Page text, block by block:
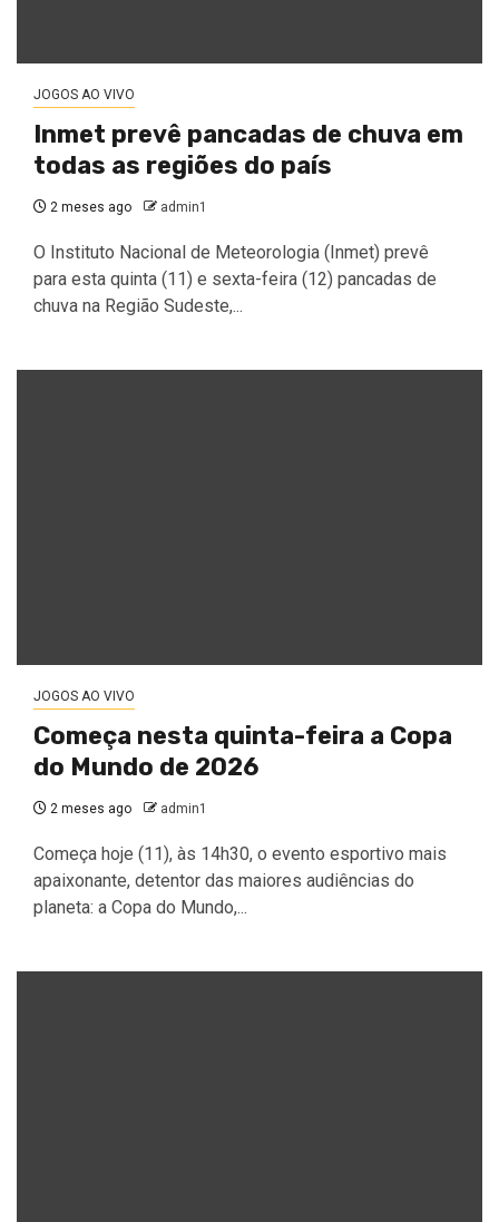
JOGOS AO VIVO
Inmet prevê pancadas de chuva em
todas as regiões do país
2 meses ago admin1
O Instituto Nacional de Meteorologia (Inmet) prevê
para esta quinta (11) e sexta-feira (12) pancadas de
chuva na Região Sudeste,...
JOGOS AO VIVO
Começa nesta quinta-feira a Copa
do Mundo de 2026
2 meses ago admin1
Começa hoje (11), às 14h30, o evento esportivo mais
apaixonante, detentor das maiores audiências do
planeta: a Copa do Mundo,...